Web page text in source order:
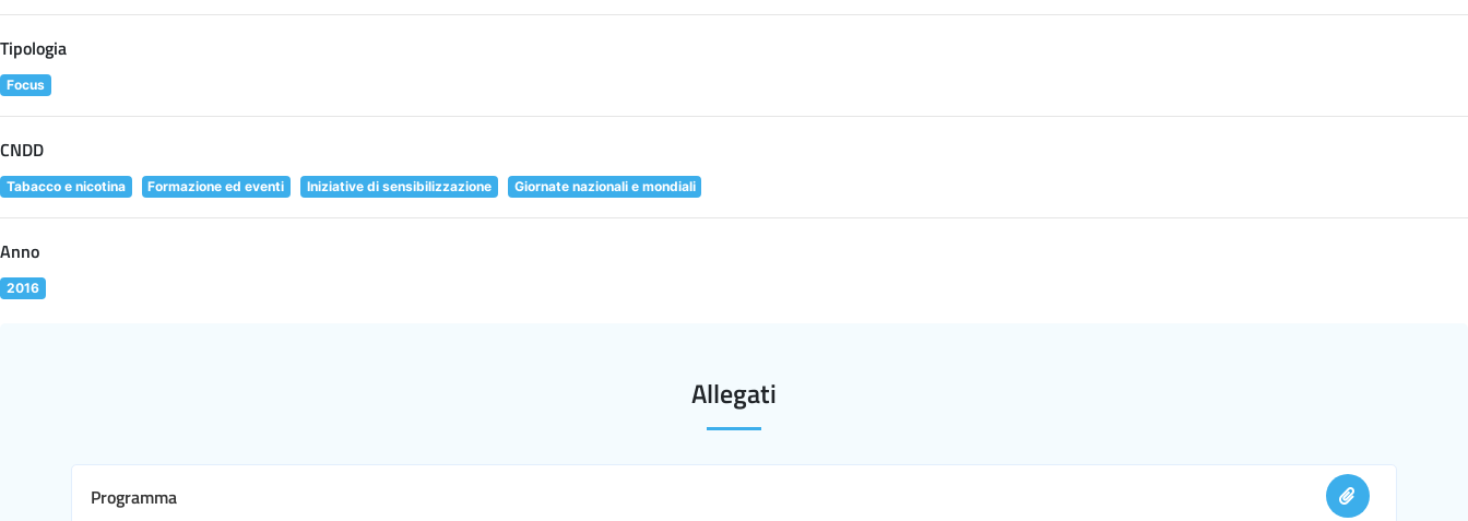
Tipologia
Focus
CNDD
Tabacco e nicotina Formazione ed eventi Iniziative di sensibilizzazione Giornate nazionali e mondiali
Anno
2016
Allegati
Programma